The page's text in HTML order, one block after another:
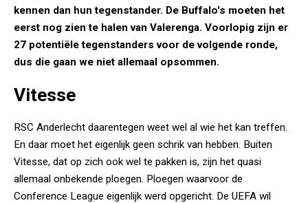
kennen dan hun tegenstander. De Buffalo's moeten het
eerst nog zien te halen van Valerenga. Voorlopig zijn er
27 potentiële tegenstanders voor de volgende ronde,
dus die gaan we niet allemaal opsommen.
Vitesse
RSC Anderlecht daarentegen weet wel al wie het kan treffen.
En daar moet het eigenlijk geen schrik van hebben. Buiten
Vitesse, dat op zich ook wel te pakken is, zijn het quasi
allemaal onbekende ploegen. Ploegen waarvoor de
Conference League eigenlijk werd opgericht. De UEFA wil